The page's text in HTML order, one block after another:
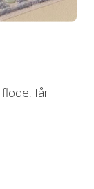
flöde, får